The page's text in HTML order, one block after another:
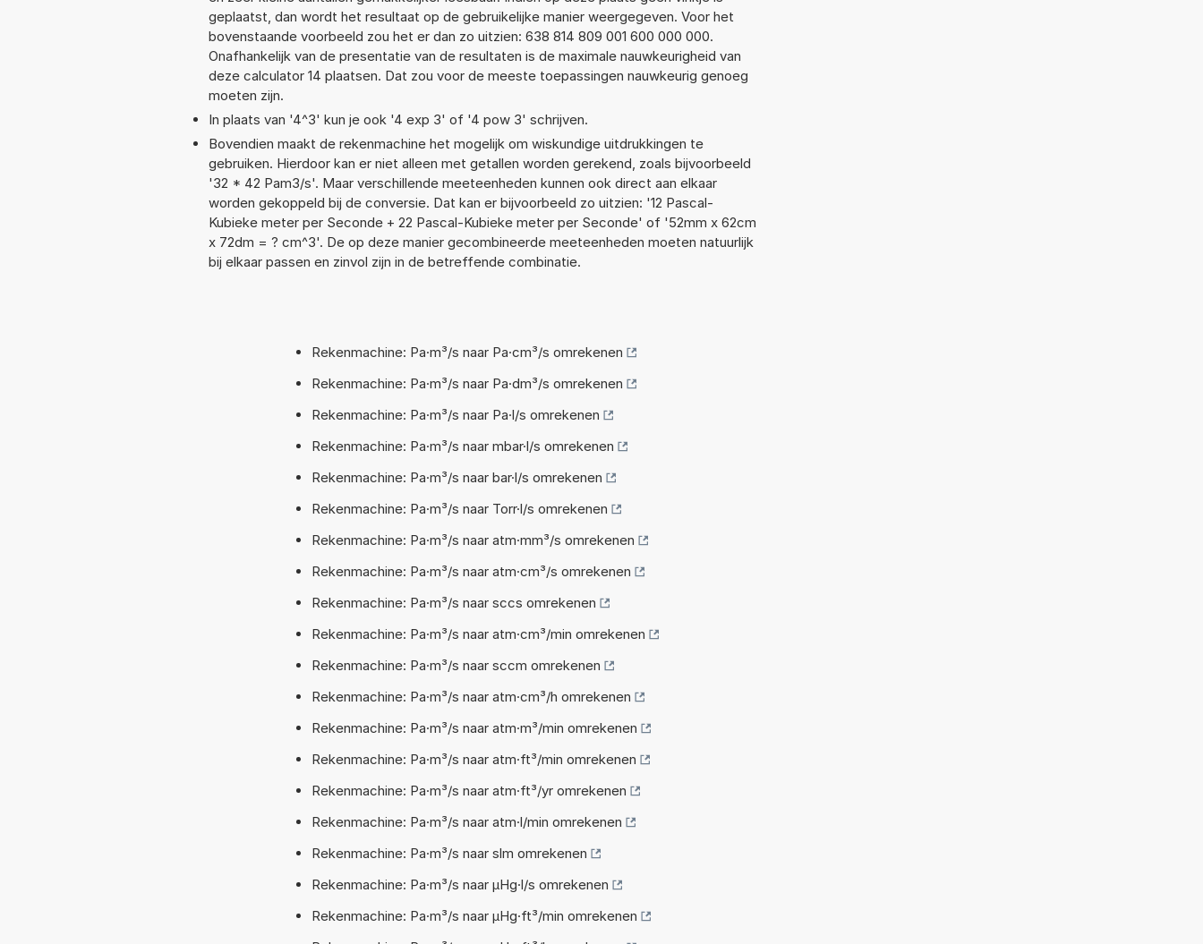
geplaatst, dan wordt het resultaat op de gebruikelijke manier weergegeven. Voor het
bovenstaande voorbeeld zou het er dan zo uitzien: 638 814 809 001 600 000 000.
Onafhankelijk van de presentatie van de resultaten is de maximale nauwkeurigheid van
deze calculator 14 plaatsen. Dat zou voor de meeste toepassingen nauwkeurig genoeg
moeten zijn.
In plaats van '4^3' kun je ook '4 exp 3' of '4 pow 3' schrijven.
Bovendien maakt de rekenmachine het mogelijk om wiskundige uitdrukkingen te
gebruiken. Hierdoor kan er niet alleen met getallen worden gerekend, zoals bijvoorbeeld
'32 * 42 Pam3/s'. Maar verschillende meeteenheden kunnen ook direct aan elkaar
worden gekoppeld bij de conversie. Dat kan er bijvoorbeeld zo uitzien: '12 Pascal-
Kubieke meter per Seconde + 22 Pascal-Kubieke meter per Seconde' of '52mm x 62cm
x 72dm = ? cm^3'. De op deze manier gecombineerde meeteenheden moeten natuurlijk
bij elkaar passen en zinvol zijn in de betreffende combinatie.
Rekenmachine: Pa·m³/s naar Pa·cm³/s omrekenen
Rekenmachine: Pa·m³/s naar Pa·dm³/s omrekenen
Rekenmachine: Pa·m³/s naar Pa·l/s omrekenen
Rekenmachine: Pa·m³/s naar mbar·l/s omrekenen
Rekenmachine: Pa·m³/s naar bar·l/s omrekenen
Rekenmachine: Pa·m³/s naar Torr·l/s omrekenen
Rekenmachine: Pa·m³/s naar atm·mm³/s omrekenen
Rekenmachine: Pa·m³/s naar atm·cm³/s omrekenen
Rekenmachine: Pa·m³/s naar sccs omrekenen
Rekenmachine: Pa·m³/s naar atm·cm³/min omrekenen
Rekenmachine: Pa·m³/s naar sccm omrekenen
Rekenmachine: Pa·m³/s naar atm·cm³/h omrekenen
Rekenmachine: Pa·m³/s naar atm·m³/min omrekenen
Rekenmachine: Pa·m³/s naar atm·ft³/min omrekenen
Rekenmachine: Pa·m³/s naar atm·ft³/yr omrekenen
Rekenmachine: Pa·m³/s naar atm·l/min omrekenen
Rekenmachine: Pa·m³/s naar slm omrekenen
Rekenmachine: Pa·m³/s naar µHg·l/s omrekenen
Rekenmachine: Pa·m³/s naar µHg·ft³/min omrekenen